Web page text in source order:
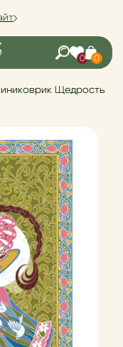
0 0
Щедрость